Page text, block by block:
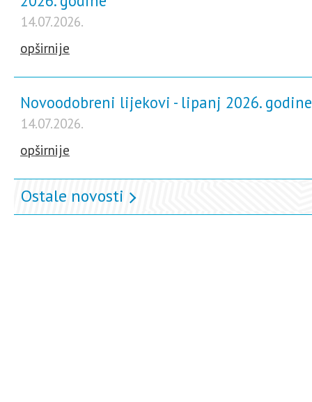
14.07.2026.
opširnije
Novoodobreni lijekovi - lipanj 2026. godine
14.07.2026.
opširnije
Ostale novosti